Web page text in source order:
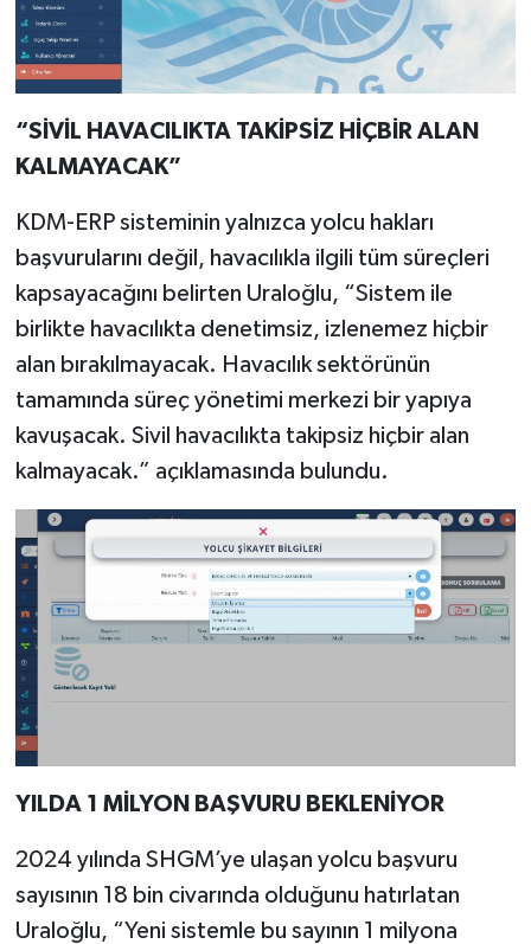
“SİVİL HAVACILIKTA TAKİPSİZ HİÇBİR ALAN
KALMAYACAK”
KDM-ERP sisteminin yalnızca yolcu hakları
başvurularını değil, havacılıkla ilgili tüm süreçleri
kapsayacağını belirten Uraloğlu, “Sistem ile
birlikte havacılıkta denetimsiz, izlenemez hiçbir
alan bırakılmayacak. Havacılık sektörünün
tamamında süreç yönetimi merkezi bir yapıya
kavuşacak. Sivil havacılıkta takipsiz hiçbir alan
kalmayacak.” açıklamasında bulundu.
YILDA 1 MİLYON BAŞVURU BEKLENİYOR
2024 yılında SHGM’ye ulaşan yolcu başvuru
sayısının 18 bin civarında olduğunu hatırlatan
Uraloğlu, “Yeni sistemle bu sayının 1 milyona